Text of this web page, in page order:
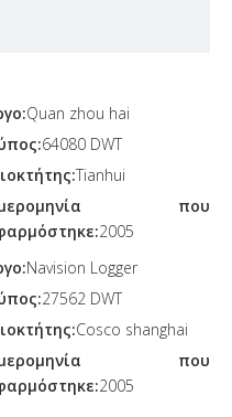
Quan zhou hai
64080 DWT
Tianhui
που
2005
Navision Logger
27562 DWT
Cosco shanghai
που
2005